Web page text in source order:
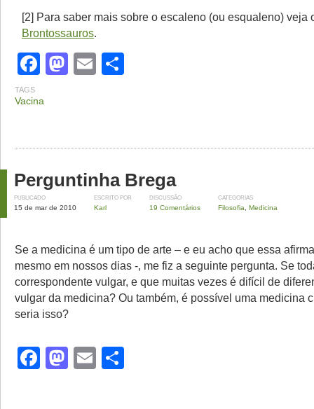
[2] Para saber mais sobre o escaleno (ou esqualeno) veja
Brontossauros.
Facebook
Mastodon
Email
TAGS
Vacina
Perguntinha Brega
PUBLICADO
15 de mar de 2010
ESCRITO POR
Karl
DISCUSSÃO
19 Comentários
CATEGORIAS
Filosofia Medicina
Se a medicina é um tipo de arte – e eu acho que essa
mesmo em nossos dias -, me fiz a seguinte pergunta. Se
correspondente vulgar, e que muitas vezes é difícil de
vulgar da medicina? Ou também, é possível uma medicina
seria isso?
Facebook
Mastodon
Email